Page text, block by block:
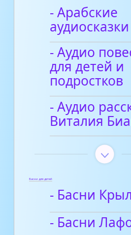
- Арабские
аудиосказки
- Аудио
для детей и
подростков
- Аудио
Виталия
Басни для детей
- Басни
- Басни